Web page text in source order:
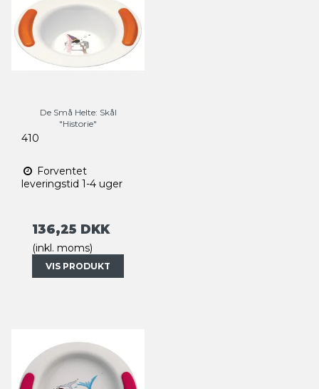
De Små Helte: Skål
"Historie"
410
Forventet
leveringstid 1-4 uger
136,25 DKK
(inkl. moms)
VIS PRODUKT